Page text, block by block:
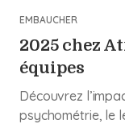
EMBAUCHER
2025 chez
équipes
Découvrez
psychométrie, le